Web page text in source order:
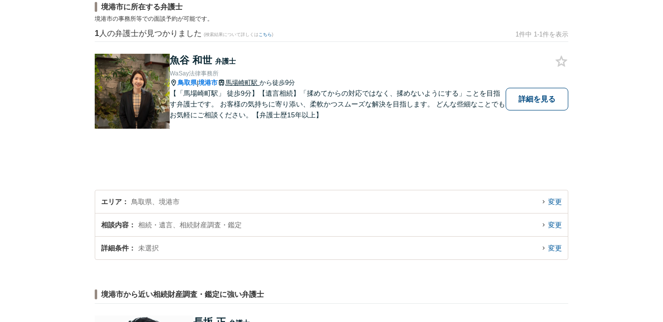
境港市に所在する弁護士
境港市の事務所等での面談予約が可能です。
1 人の弁護士が見つかりました (検索結果について詳しくは こちら) 1件中 1-1件を表示
魚谷 和世 弁護士
WaSay法律事務所
鳥取県|境港市 馬場崎町駅 から徒歩9分
【「馬場崎町駅」 徒歩9分】【遺言相続】「揉めてからの対応ではなく、揉めないようにする」ことを目指
す弁護士です。 お客様の気持ちに寄り添い、柔軟かつスムーズな解決を目指します。 どんな些細なことでも
お気軽にご相談ください。【弁護士歴15年以上】
詳細を見る
エリア 鳥取県、境港市 変更
相談内容 相続・遺言、相続財産調査・鑑定 変更
詳細条件 未選択 変更
境港市から近い相続財産調査・鑑定に強い弁護士